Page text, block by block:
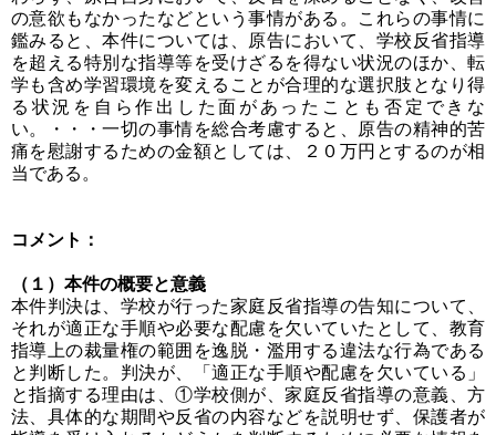
の意欲もなかったなどという事情がある。これらの事情に
鑑みると、本件については、原告において、学校反省指導
を超える特別な指導等を受けざるを得ない状況のほか、転
学も含め学習環境を変えることが合理的な選択肢となり得
る状況を自ら作出した面があったことも否定できな
い。・・・一切の事情を総合考慮すると、原告の精神的苦
痛を慰謝するための金額としては、２０万円とするのが相
当である。
コメント：
（１）本件の概要と意義
本件判決は、学校が行った家庭反省指導の告知について、
それが適正な手順や必要な配慮を欠いていたとして、教育
指導上の裁量権の範囲を逸脱・濫用する違法な行為である
と判断した。判決が、「適正な手順や配慮を欠いている」
と指摘する理由は、①学校側が、家庭反省指導の意義、方
法、具体的な期間や反省の内容などを説明せず、保護者が